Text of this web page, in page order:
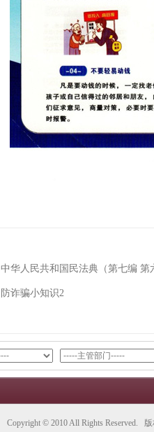
中华人民共和国民法典（第七编 第
防诈骗小知识2
Copyright © 2010 All Rights Reserved.